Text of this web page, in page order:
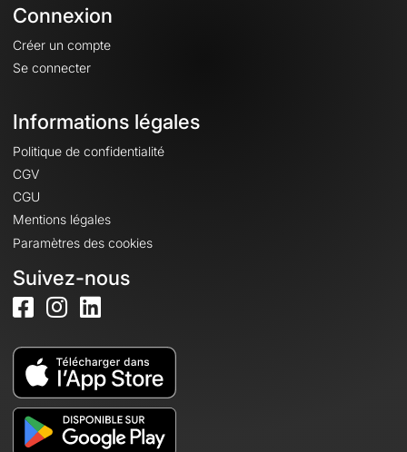
Connexion
Créer un compte
Se connecter
Informations légales
Politique de confidentialité
CGV
CGU
Mentions légales
Paramètres des cookies
Suivez-nous